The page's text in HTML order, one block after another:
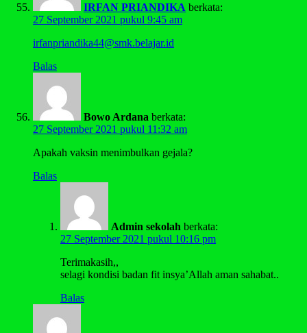
IRFAN PRIANDIKA berkata:
27 September 2021 pukul 9:45 am
irfanpriandika44@smk.belajar.id
Balas
Bowo Ardana berkata:
27 September 2021 pukul 11:32 am
Apakah vaksin menimbulkan gejala?
Balas
Admin sekolah berkata:
27 September 2021 pukul 10:16 pm
Terimakasih,,
selagi kondisi badan fit insya’Allah aman sahabat..
Balas